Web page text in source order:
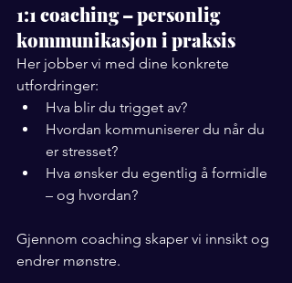
1:1 coaching – personlig
kommunikasjon i praksis
Her jobber vi med dine konkrete
utfordringer:
Hva blir du trigget av?
Hvordan kommuniserer du når du
er stresset?
Hva ønsker du egentlig å formidle
– og hvordan?
Gjennom coaching skaper vi innsikt og
endrer mønstre.